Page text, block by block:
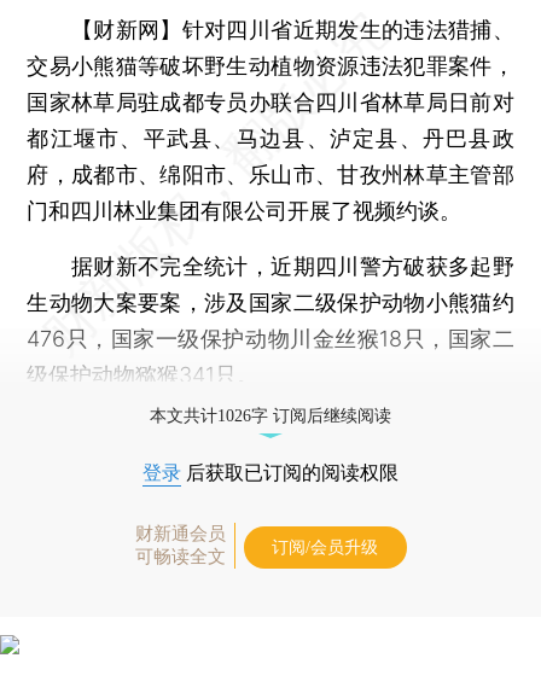
【财新网】 针对四川省近期发生的违法猎捕、
交易小熊猫等破坏野生动植物资源违法犯罪案件，
国家林草局驻成都专员办联合四川省林草局日前对
都江堰市、平武县、马边县、泸定县、丹巴县政
府，成都市、绵阳市、乐山市、甘孜州林草主管部
门和四川林业集团有限公司开展了视频约谈。
据财新不完全统计，近期四川警方破获多起野
生动物大案要案，涉及国家二级保护动物小熊猫约
476只，国家一级保护动物川金丝猴18只，国家二
级保护动物猕猴341只。
本文共计1026字 订阅后继续阅读
登录 后获取已订阅的阅读权限
财新通会员
可畅读全文
订阅/会员升级